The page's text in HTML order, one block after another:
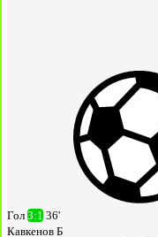
Гол 3:1 36'
Кавкенов Б